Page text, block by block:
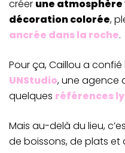
créer une
décoration colorée,
ancrée dans la roche.
Pour ça, Caillou a
UNStudio, une agence
quelques références
Mais au-delà du lieu,
de boissons, de plats et